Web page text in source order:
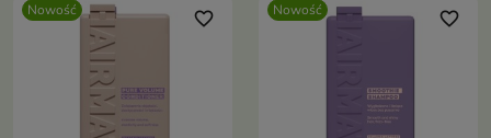
Nowość favorite_border Nowość favorite_border